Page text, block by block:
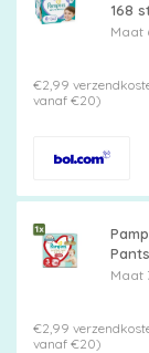
168
Maat
€2,99
vanaf €20)
Maat
€2,99
vanaf €20)